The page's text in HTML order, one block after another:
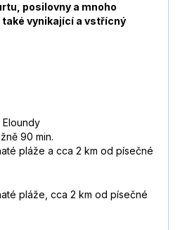
posilovny a mnoho
vynikající a vstřícný
90 min.
pláže a cca 2 km od písečné
pláže, cca 2 km od písečné